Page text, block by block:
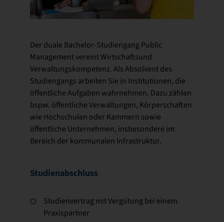
Der duale Bachelor-Studiengang Public
Management vereint Wirtschaftsund
Verwaltungskompetenz. Als Absolvent des
Studiengangs arbeiten Sie in Institutionen, die
öffentliche Aufgaben wahrnehmen. Dazu zählen
bspw. öffentliche Verwaltungen, Körperschaften
wie Hochschulen oder Kammern sowie
öffentliche Unternehmen, insbesondere im
Bereich der kommunalen Infrastruktur.
Studienabschluss
Studienvertrag mit Vergütung bei einem
Praxispartner